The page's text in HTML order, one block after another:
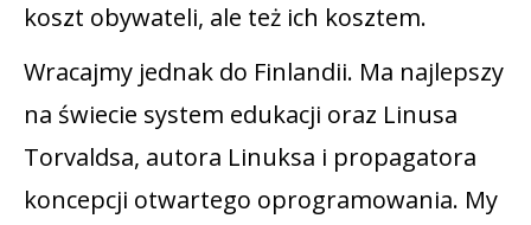
koszt obywateli, ale też ich kosztem.
Wracajmy jednak do Finlandii. Ma najlepszy
na świecie system edukacji oraz Linusa
Torvaldsa, autora Linuksa i propagatora
koncepcji otwartego oprogramowania. My